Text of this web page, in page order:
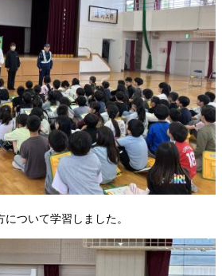
ついて学習しました。